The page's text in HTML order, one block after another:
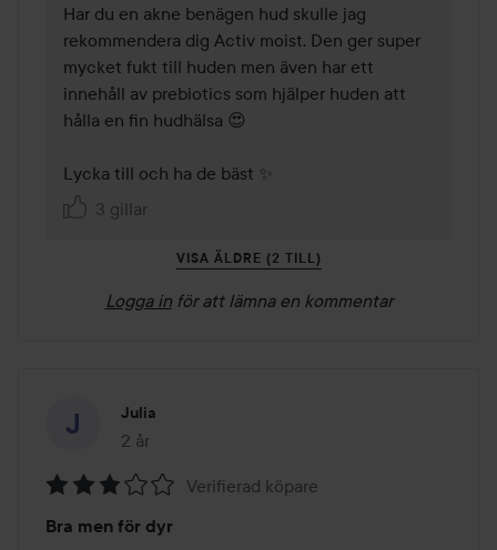
Har du en akne benägen hud skulle jag
rekommendera dig Activ moist. Den ger super
mycket fukt till huden men även har ett
innehåll av prebiotics som hjälper huden att
hålla en fin hudhälsa 😍
Lycka till och ha de bäst ✨
3 gillar
VISA ÄLDRE (2 TILL)
Logga in för att lämna en kommentar
Julia
2 år
Inlägget skapades 2 år
3
Verifierad köpare
Bra men för dyr